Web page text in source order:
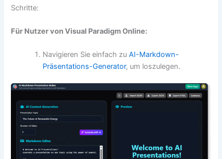
Schritte:
Für Nutzer von Visual Paradigm Online:
Navigieren Sie einfach zuAI-Markdown-
Präsentations-Generator, um loszulegen.